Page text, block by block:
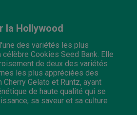
la Hollywood
des variétés les plus
Cookies Seed Bank. Elle
de deux des variétés
les plus appréciées des
Gelato et Runtz, ayant
de haute qualité qui se
sa saveur et sa culture